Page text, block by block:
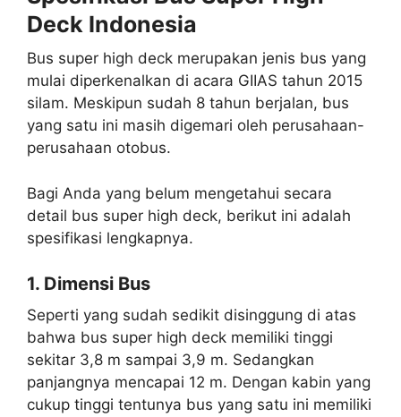
Deck Indonesia
Bus super high deck merupakan jenis bus yang
mulai diperkenalkan di acara GIIAS tahun 2015
silam. Meskipun sudah 8 tahun berjalan, bus
yang satu ini masih digemari oleh perusahaan-
perusahaan otobus.
Bagi Anda yang belum mengetahui secara
detail bus super high deck, berikut ini adalah
spesifikasi lengkapnya.
1. Dimensi Bus
Seperti yang sudah sedikit disinggung di atas
bahwa bus super high deck memiliki tinggi
sekitar 3,8 m sampai 3,9 m. Sedangkan
panjangnya mencapai 12 m. Dengan kabin yang
cukup tinggi tentunya bus yang satu ini memiliki